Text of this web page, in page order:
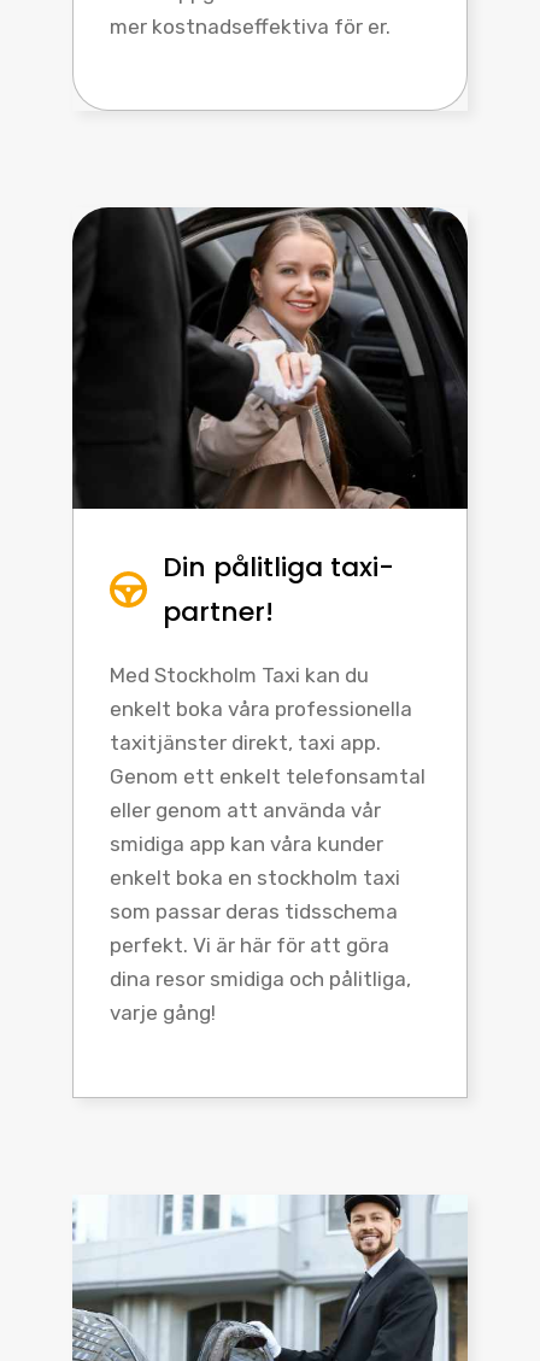
mer kostnadseffektiva för er.
Din pålitliga taxi-
partner!
Med Stockholm Taxi kan du
enkelt boka våra professionella
taxitjänster direkt, taxi app.
Genom ett enkelt telefonsamtal
eller genom att använda vår
smidiga app kan våra kunder
enkelt boka en stockholm taxi
som passar deras tidsschema
perfekt. Vi är här för att göra
dina resor smidiga och pålitliga,
varje gång!